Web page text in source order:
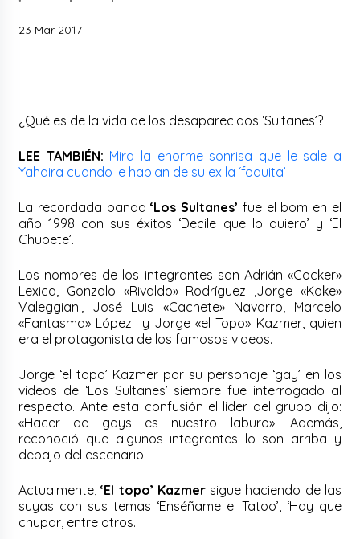
23 Mar 2017
¿Qué es de la vida de los desaparecidos ‘Sultanes’?
LEE TAMBIÉN: Mira la enorme sonrisa que le sale a
Yahaira cuando le hablan de su ex la ‘foquita’
La recordada banda‘Los Sultanes’ fue el bom en el
año 1998 con sus éxitos ‘Decile que lo quiero’ y ‘El
Chupete’.
Los nombres de los integrantes son Adrián «Cocker»
Lexica, Gonzalo «Rivaldo» Rodríguez ,Jorge «Koke»
Valeggiani, José Luis «Cachete» Navarro, Marcelo
«Fantasma» López y Jorge «el Topo» Kazmer, quien
era el protagonista de los famosos videos.
Jorge ‘el topo’ Kazmer por su personaje ‘gay’ en los
videos de ‘Los Sultanes’ siempre fue interrogado al
respecto. Ante esta confusión el líder del grupo dijo:
«Hacer de gays es nuestro laburo». Además,
reconoció que algunos integrantes lo son arriba y
debajo del escenario.
Actualmente, ‘El topo’ Kazmersigue haciendo de las
suyas con sus temas ‘Enséñame el Tatoo’, ‘Hay que
chupar, entre otros.